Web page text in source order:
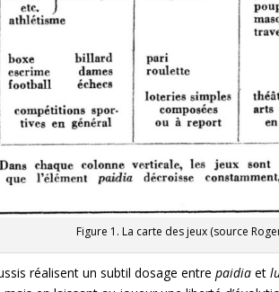
Figure 1. La carte des jeux (source
réalisent un subtil dosage entrepaidia et